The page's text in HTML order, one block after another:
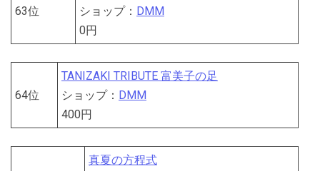
63位
ショップ： DMM
0円
64位
TANIZAKI TRIBUTE 富美子の足
ショップ： DMM
400円
真夏の方程式